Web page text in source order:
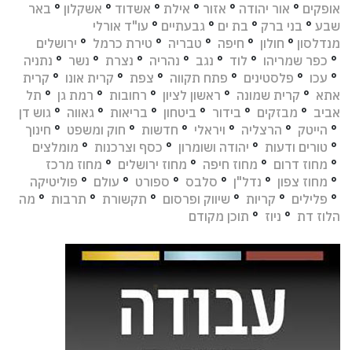
אופקים ° אור יהודה ° אזור ° אילת ° אשדוד ° אשקלון ° באר
שבע ° בני ברק ° בת ים ° גבעתיים ° עו"ד אורלי
מנדלסון ° חולון ° חיפה ° טבריה ° טירת כרמל ° ירושלים
° כפר שמריהו ° לוד ° נגב ° נהריה ° נצרת ° נשר ° נתניה
° עכו ° פלסטינים ° פתח תקווה ° צפת ° קרית אונו ° קרית
אתא ° קרית שמונה ° ראשון לציון ° רחובות ° רמת גן ° תל
אביב ° מבזקים ° בידור ° ביטחון ° בריאות ° גאווה ° גוש דן
° הייטק ° הרצליה ° ויראלי ° חדשות ° חוק ומשפט ° חינוך
° טורים ודעות ° יהודה ושומרון ° כסף וצרכנות ° מומלצים
° מחוז דרום ° מחוז חיפה ° מחוז ירושלים ° מחוז מרכז
° מחוז צפון ° נדל"ן ° סלבס ° ספורט ° עולם ° פוליטיקה
° פלילים ° קריות ° שיווק ופרסום ° תקשורת ° תרבות ° מה
הלוז דת ° ניוז ° תוכן מקודם